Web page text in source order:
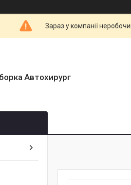
Зараз у компанії
Автохирург